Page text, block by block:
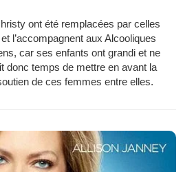
ont été remplacées par celles
l’accompagnent aux Alcooliques
car ses enfants ont grandi et ne
donc temps de mettre en avant la
de ces femmes entre elles.